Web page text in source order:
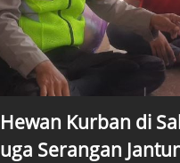
Kurban di
Serangan